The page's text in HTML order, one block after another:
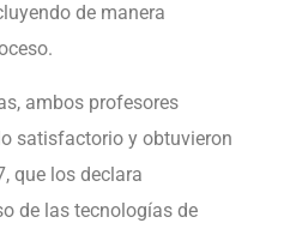
de manera
ambos profesores
satisfactorio y obtuvieron
que los declara
de las tecnologías de